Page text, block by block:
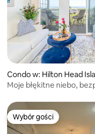
4,96 na 5, liczba
Condo w: Hilton Head
Moje błękitne niebo,
Wybór gości
Wybór gości